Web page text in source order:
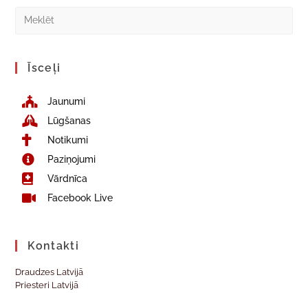
Īsceļi
Jaunumi
Lūgšanas
Notikumi
Paziņojumi
Vārdnīca
Facebook Live
Kontakti
Draudzes Latvijā
Priesteri Latvijā